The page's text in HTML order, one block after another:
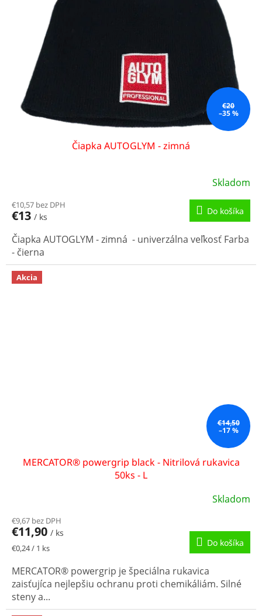
€20
–35 %
Čiapka AUTOGLYM - zimná
Skladom
€10,57 bez DPH
€13 / ks
Do košíka
Čiapka AUTOGLYM - zimná - univerzálna veľkosť Farba
- čierna
Akcia
€14,50
–17 %
MERCATOR® powergrip black - Nitrilová rukavica
50ks - L
Skladom
€9,67 bez DPH
€11,90 / ks
Jednotková
€0,24 / 1 ks Do košíka
MERCATOR® powergrip je špeciálna rukavica
zaisťujíca nejlepšiu ochranu proti chemikáliám. Silné
steny a...